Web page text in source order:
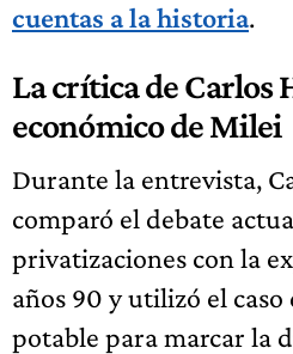
cuentas a la historia.
La crítica de Carlos
económico de Milei
Durante la entrevista,
comparó el debate
privatizaciones con la
años 90 y utilizó el
potable para marcar la